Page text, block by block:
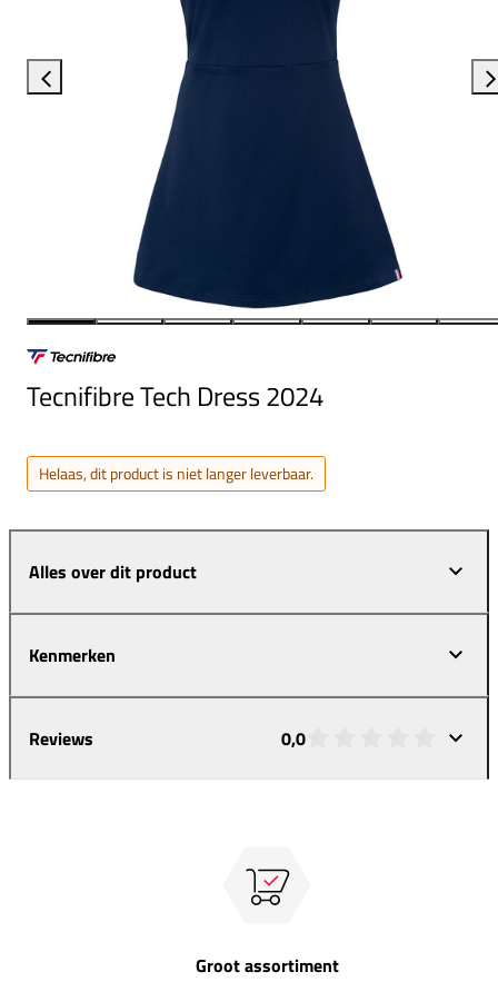
Tecnifibre Tech Dress 2024
Helaas, dit product is niet langer leverbaar.
Alles over dit product
Kenmerken
Reviews 0,0
Groot assortiment